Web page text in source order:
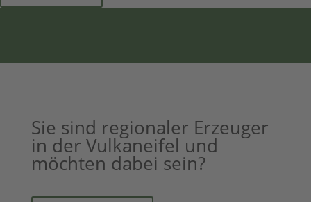
Sie sind regionaler Erzeuger
in der Vulkaneifel und
möchten dabei sein?